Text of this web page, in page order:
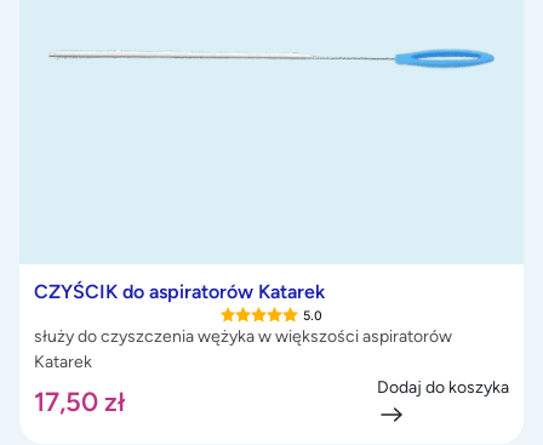
CZYŚCIK do aspiratorów Katarek
5.0
służy do czyszczenia wężyka w większości aspiratorów
Katarek
17,50zł Dodaj do koszyka